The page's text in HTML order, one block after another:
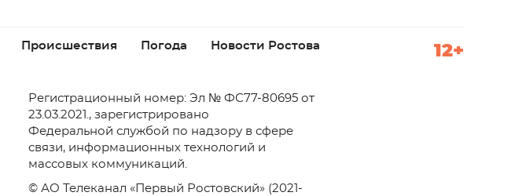
Происшествия Погода Новости Ростова 12+
Регистрационный номер: Эл № ФС77-80695 от
23.03.2021., зарегистрировано
Федеральной службой по надзору в сфере
связи, информационных технологий и
массовых коммуникаций.
© АО Телеканал «Первый Ростовский» (2021-